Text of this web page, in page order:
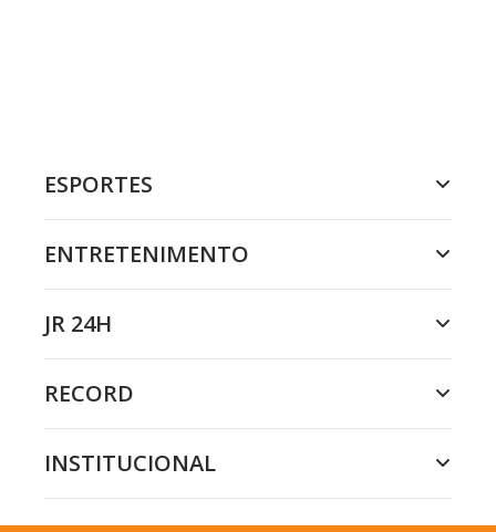
ESPORTES
ENTRETENIMENTO
JR 24H
RECORD
INSTITUCIONAL